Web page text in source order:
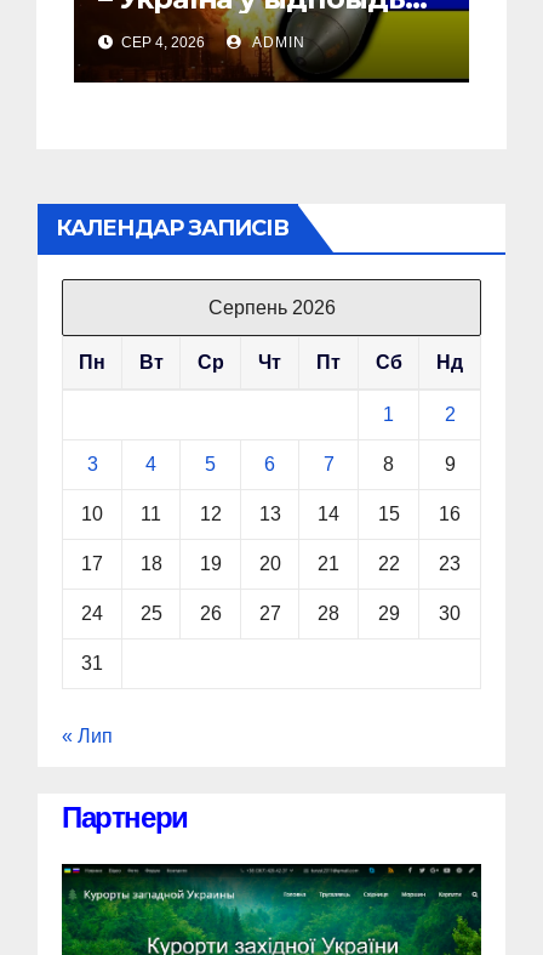
почала бомбити новий
об’єкт на Росії
СЕР 4, 2026 ADMIN
КАЛЕНДАР ЗАПИСІВ
Серпень 2026
Пн Вт Ср Чт Пт Сб Нд
1 2
3 4 5 6 7 8 9
10 11 12 13 14 15 16
17 18 19 20 21 22 23
24 25 26 27 28 29 30
31
« Лип
Партнери